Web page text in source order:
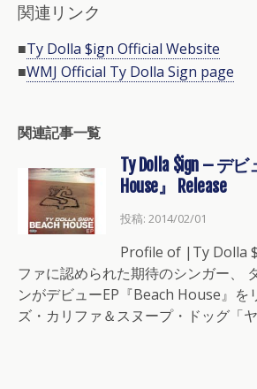
関連リンク
■Ty Dolla $ign Official Website
■WMJ Official Ty Dolla Sign page
関連記事一覧
Ty Dolla $ign – デビ
House』 Release
投稿: 2014/02/01
Profile of |Ty Dolla
ファに認められた期待のシンガー、
ンがデビューEP『Beach House』を
ズ・カリファ＆スヌープ・ドッグ「